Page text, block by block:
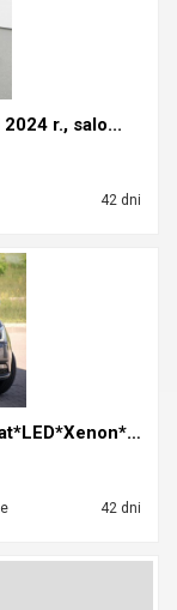
r., salo...
42 dni
Seat Ibiza 1,2Benzyna*105KM*Automat*LED*Xenon*Clim...
42 dni